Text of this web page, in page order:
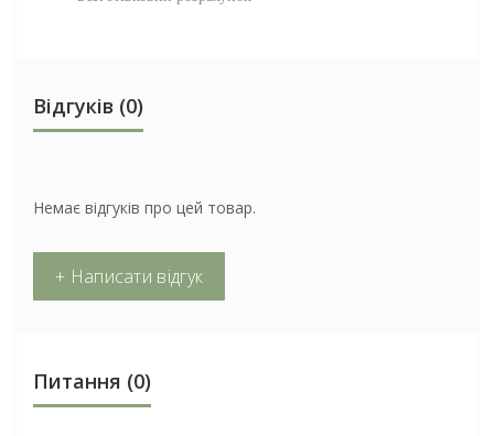
Відгуків (0)
Немає відгуків про цей товар.
+ Написати відгук
Питання (0)